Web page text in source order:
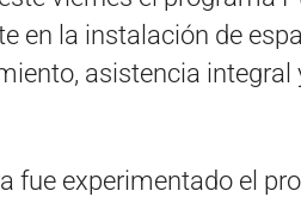
en la instalación de
asistencia integral
fue experimentado el